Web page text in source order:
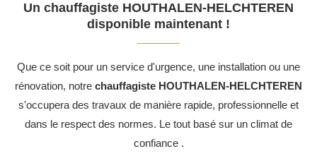
Un chauffagiste HOUTHALEN-HELCHTEREN
disponible maintenant !
Que ce soit pour un service d'urgence, une installation ou une
rénovation, notre chauffagiste HOUTHALEN-HELCHTEREN
s'occupera des travaux de manière rapide, professionnelle et
dans le respect des normes. Le tout basé sur un climat de
confiance .